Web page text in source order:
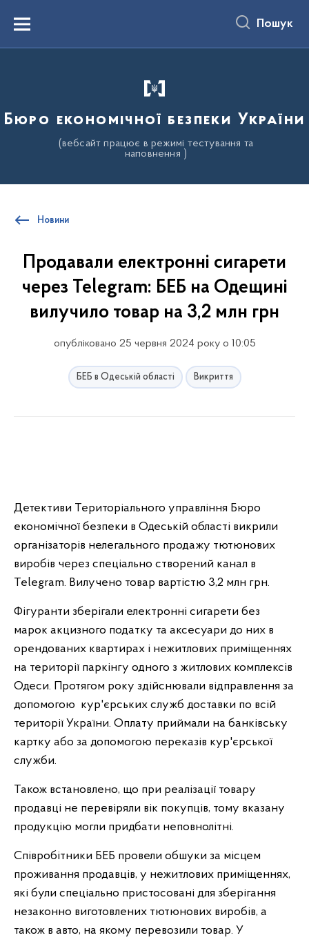
вмістуMenu Пошук
Бюро економічної безпеки України
(вебсайт працює в режимі тестування та
наповнення )
Новини
Продавали електронні сигарети
через Telegram: БЕБ на Одещині
вилучило товар на 3,2 млн грн
опубліковано 25 червня 2024 року о 10:05
БЕБ в Одеській області Викриття
Детективи Територіального управління Бюро
економічної безпеки в Одеській області викрили
організаторів нелегального продажу тютюнових
виробів через спеціально створений канал в
Telegram. Вилучено товар вартістю 3,2 млн грн.
Фігуранти зберігали електронні сигарети без
марок акцизного податку та аксесуари до них в
орендованих квартирах і нежитлових приміщеннях
на території паркінгу одного з житлових комплексів
Одеси. Протягом року здійснювали відправлення за
допомогою кур'єрських служб доставки по всій
території України. Оплату приймали на банківську
картку або за допомогою переказів кур'єрської
служби.
Також встановлено, що при реалізації товару
продавці не перевіряли вік покупців, тому вказану
продукцію могли придбати неповнолітні.
Співробітники БЕБ провели обшуки за місцем
проживання продавців, у нежитлових приміщеннях,
які були спеціально пристосовані для зберігання
незаконно виготовлених тютюнових виробів, а
також в авто, на якому перевозили товар. У